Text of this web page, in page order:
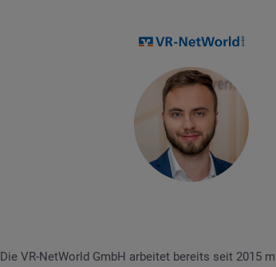
Die VR-NetWorld GmbH arbeitet bereits seit 2015